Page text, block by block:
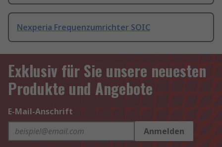
Nexperia Frequenzumrichter SOIC
Exklusiv für Sie unsere neuesten
Produkte und Angebote
E-Mail-Anschrift
Anmelden